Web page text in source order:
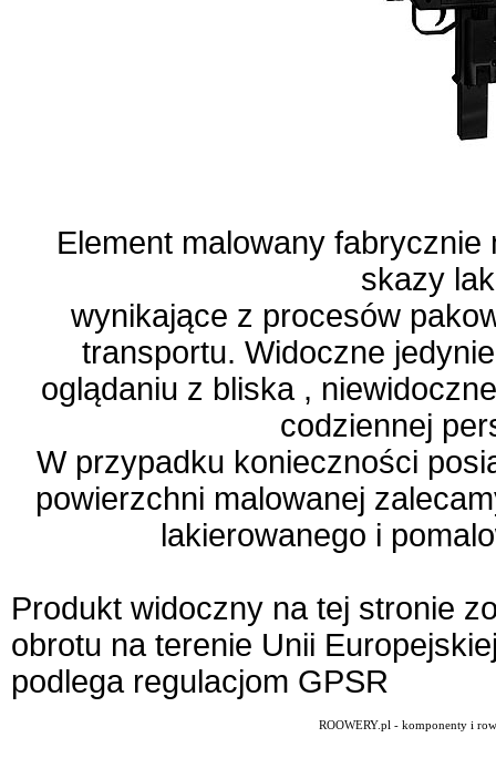
Element malowany
skazy
wynikające z procesów
transportu. Widoczne
oglądaniu z bliska ,
codziennej
W przypadku konieczności
powierzchni malowanej
lakierowanego i
Produkt widoczny na tej stronie
obrotu na terenie Unii
podlega regulacjom GPSR
ROOWERY.pl - komponenty i